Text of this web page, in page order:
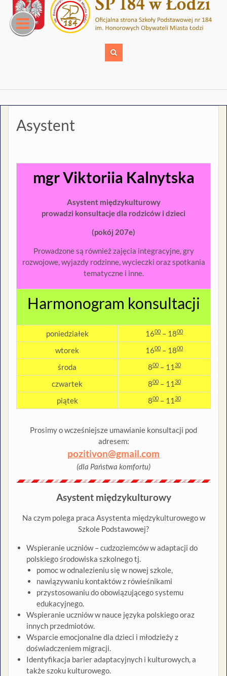
content
Asystent
mgr Viktoriia Kalnytska
Asystent międzykulturowy
prowadzi konsultacje dla rodziców i dzieci
(pokój 207e)
Prowadzone są również zajęcia integracyjne, gry
rozwojowe, wyjazdy rodzinne, wycieczki oraz spotkania
tematyczne i inne.
Harmonogram konsultacji
poniedziałek 1600 – 1800
wtorek 1600 – 1800
środa 800– 1130
czwartek 800– 1130
piątek 800– 1130
Prosimy o wcześniejsze umawianie konsultacji pod
adresem:
pozitivon@gmail.com
(dla Państwa komfortu)
Asystent międzykulturowy
Na czym polega praca Asystenta międzykulturowego w
Szkole Podstawowej?
Wspieranie uczniów – cudzoziemców w adaptacji do
polskiego środowiska szkolnego tj.
pomoc w odnalezieniu się w nowej szkole,
nawiązywaniu kontaktów z rówieśnikami
przystosowaniu do obowiązującego systemu
edukacyjnego.
Wspieranie uczniów w nauce języka polskiego oraz
innych przedmiotów.
Wsparcie emocjonalne dla dzieci i młodzieży z
doświadczeniem migracji.
Identyfikacja barier adaptacyjnych i kulturowych, a
także szoku kulturowego.